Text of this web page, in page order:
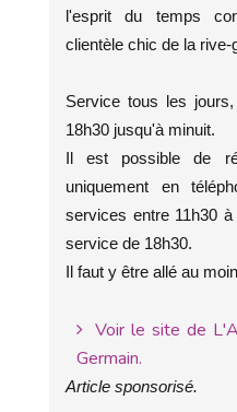
l'esprit du temps
clientèle chic de la rive-
Service tous les
18h30 jusqu'à minuit.
Il est possible de
uniquement en
services entre 11h30
service de 18h30.
Il faut y être allé au
Voir le site de
Germain.
Article sponsorisé.